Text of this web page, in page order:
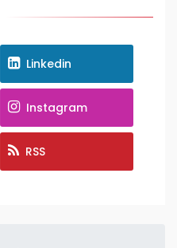
Linkedin
Instagram
RSS